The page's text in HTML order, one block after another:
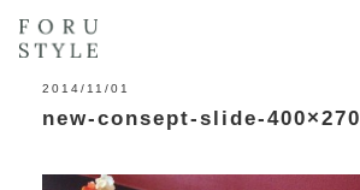
2014/11/01
new-consept-slide-400×270